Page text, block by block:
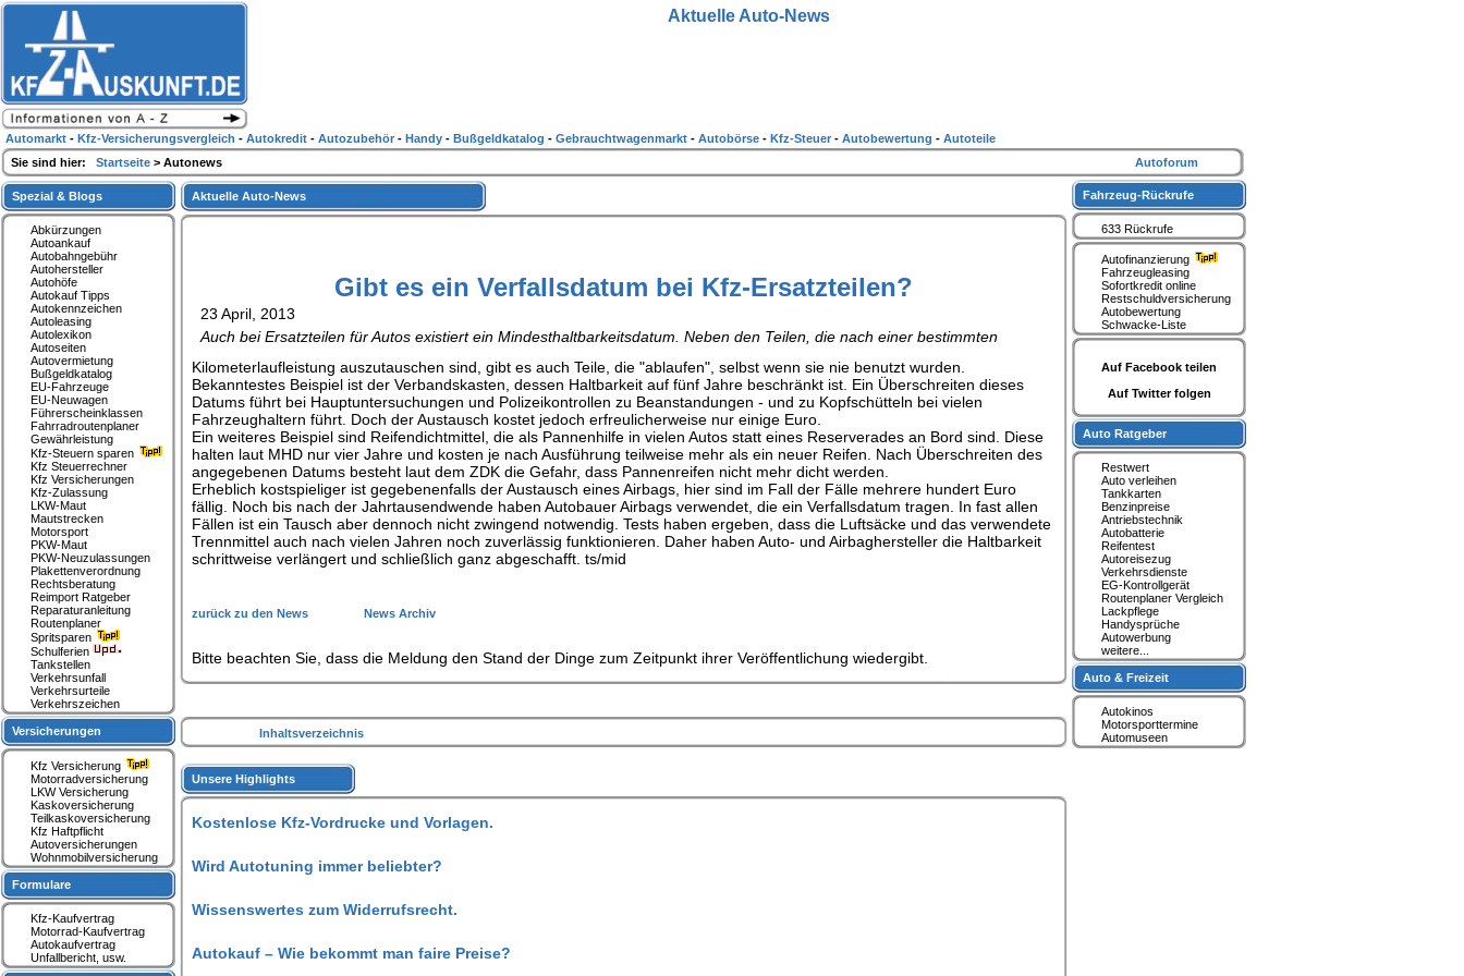
Aktuelle Auto-News
Gibt es ein Verfallsdatum bei Kfz-Ersatzteilen?
23 April, 2013
Auch bei Ersatzteilen für Autos existiert ein Mindesthaltbarkeitsdatum. Neben den Teilen, die nach einer bestimmten
Kilometerlaufleistung auszutauschen sind, gibt es auch Teile, die "ablaufen", selbst wenn sie nie benutzt wurden.
Bekanntestes Beispiel ist der Verbandskasten, dessen Haltbarkeit auf fünf Jahre beschränkt ist. Ein Überschreiten dieses
Datums führt bei Hauptuntersuchungen und Polizeikontrollen zu Beanstandungen - und zu Kopfschütteln bei vielen
Fahrzeughaltern führt. Doch der Austausch kostet jedoch erfreulicherweise nur einige Euro.
Ein weiteres Beispiel sind Reifendichtmittel, die als Pannenhilfe in vielen Autos statt eines Reserverades an Bord sind. Diese
halten laut MHD nur vier Jahre und kosten je nach Ausführung teilweise mehr als ein neuer Reifen. Nach Überschreiten des
angegebenen Datums besteht laut dem ZDK die Gefahr, dass Pannenreifen nicht mehr dicht werden.
Erheblich kostspieliger ist gegebenenfalls der Austausch eines Airbags, hier sind im Fall der Fälle mehrere hundert Euro
fällig. Noch bis nach der Jahrtausendwende haben Autobauer Airbags verwendet, die ein Verfallsdatum tragen. In fast allen
Fällen ist ein Tausch aber dennoch nicht zwingend notwendig. Tests haben ergeben, dass die Luftsäcke und das verwendete
Trennmittel auch nach vielen Jahren noch zuverlässig funktionieren. Daher haben Auto- und Airbaghersteller die Haltbarkeit
schrittweise verlängert und schließlich ganz abgeschafft. ts/mid
zurück zu den News News Archiv
Bitte beachten Sie, dass die Meldung den Stand der Dinge zum Zeitpunkt ihrer Veröffentlichung wiedergibt.
Inhaltsverzeichnis
Unsere Highlights
Kostenlose Kfz-Vordrucke und Vorlagen.
Wird Autotuning immer beliebter?
Wissenswertes zum Widerrufsrecht.
Autokauf – Wie bekommt man faire Preise?
Spezial & Blogs
Abkürzungen
Autoankauf
Autobahngebühr
Autohersteller
Autohöfe
Autokauf Tipps
Autokennzeichen
Autoleasing
Autolexikon
Autoseiten
Autovermietung
Bußgeldkatalog
EU-Fahrzeuge
EU-Neuwagen
Führerscheinklassen
Fahrradroutenplaner
Gewährleistung
Kfz-Steuern sparen
Kfz Steuerrechner
Kfz Versicherungen
Kfz-Zulassung
LKW-Maut
Mautstrecken
Motorsport
PKW-Maut
PKW-Neuzulassungen
Plakettenverordnung
Rechtsberatung
Reimport Ratgeber
Reparaturanleitung
Routenplaner
Spritsparen
Schulferien
Tankstellen
Verkehrsunfall
Verkehrsurteile
Verkehrszeichen
Versicherungen
Kfz Versicherung
Motorradversicherung
LKW Versicherung
Kaskoversicherung
Teilkaskoversicherung
Kfz Haftpflicht
Autoversicherungen
Wohnmobilversicherung
Formulare
Kfz-Kaufvertrag
Motorrad-Kaufvertrag
Autokaufvertrag
Unfallbericht, usw.
Fahrzeug-Rückrufe
633 Rückrufe
Autofinanzierung
Fahrzeugleasing
Sofortkredit online
Restschuldversicherung
Autobewertung
Schwacke-Liste
Auf Facebook teilen
Auf Twitter folgen
Auto Ratgeber
Restwert
Auto verleihen
Tankkarten
Benzinpreise
Antriebstechnik
Autobatterie
Reifentest
Autoreisezug
Verkehrsdienste
EG-Kontrollgerät
Routenplaner Vergleich
Lackpflege
Handysprüche
Autowerbung
weitere...
Auto & Freizeit
Autokinos
Motorsporttermine
Automuseen
Aktuelle Auto-News
Automarkt - Kfz-Versicherungsvergleich - Autokredit - Autozubehör - Handy - Bußgeldkatalog - Gebrauchtwagenmarkt - Autobörse - Kfz-Steuer - Autobewertung - Autoteile
Sie sind hier: Startseite > Autonews Autoforum